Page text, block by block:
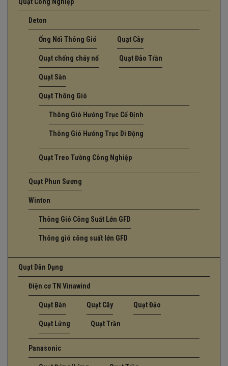
Deton
Ống Nối Thông Gió Quạt Cây
Quạt chống cháy nổ Quạt Đảo Trần
Quạt Sàn
Quạt Thông Gió
Thông Gió Hướng Trục Cố Định
Thông Gió Hướng Trục Di Động
Quạt Treo Tường Công Nghiệp
Quạt Phun Sương
Winton
Thông Gió Công Suất Lớn GFD
Thông gió công suất lớn GFD
Quạt Dân Dụng
Điện cơ TN Vinawind
Quạt Bàn Quạt Cây Quạt Đảo
Quạt Lửng Quạt Trần
Panasonic